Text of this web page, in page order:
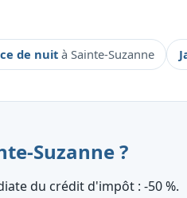
de nuità Sainte-Suzanne
Suzanne ?
du crédit d'impôt : ‑50 %.